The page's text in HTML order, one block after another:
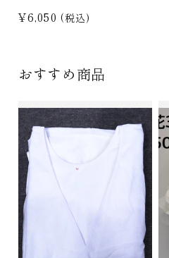
で
ア
(1)
く
通
格
¥6,050(税込)
おすすめ商品